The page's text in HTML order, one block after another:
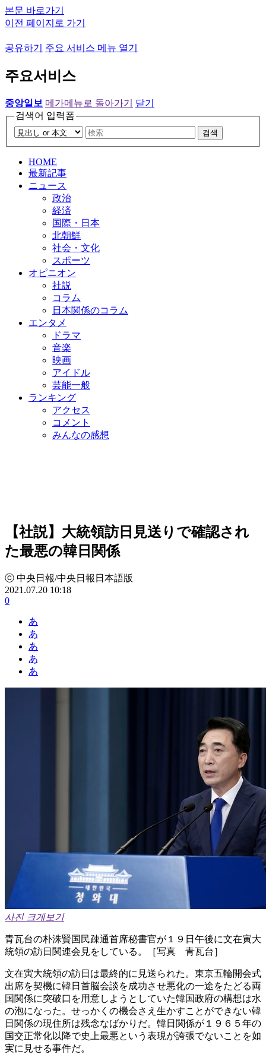
본문 바로가기
이전 페이지로 가기
공유하기 주요 서비스 메뉴 열기
주요서비스
중앙일보 메가메뉴로 돌아가기
닫기
검색어 입력폼
검색
HOME
最新記事
ニュース
政治
経済
国際・日本
北朝鮮
社会・文化
スポーツ
オピニオン
社説
コラム
日本関係のコラム
エンタメ
ドラマ
音楽
映画
アイドル
芸能一般
ランキング
アクセス
コメント
みんなの感想
【社説】大統領訪日見送りで確認され
た最悪の韓日関係
ⓒ 中央日報/中央日報日本語版
2021.07.20 10:18
0
あ
あ
あ
あ
あ
사진 크게보기
青瓦台の朴洙賢国民疎通首席秘書官が１９日午後に文在寅大
統領の訪日関連会見をしている。［写真 青瓦台］
文在寅大統領の訪日は最終的に見送られた。東京五輪開会式
出席を契機に韓日首脳会談を成功させ悪化の一途をたどる両
国関係に突破口を用意しようとしていた韓国政府の構想は水
の泡になった。せっかくの機会さえ生かすことができない韓
日関係の現住所は残念なばかりだ。韓日関係が１９６５年の
国交正常化以降で史上最悪という表現が誇張でないことを如
実に見せる事件だ。